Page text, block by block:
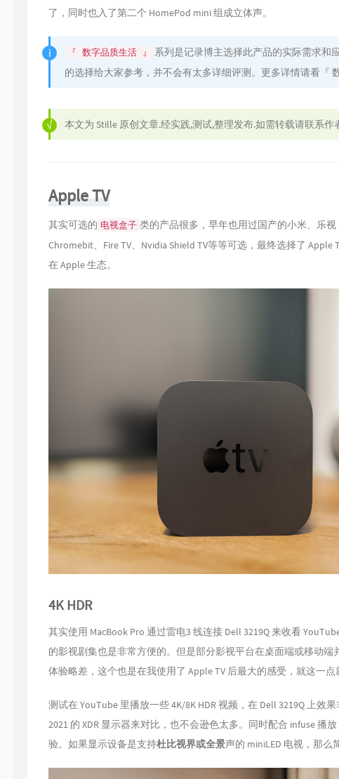
了，同时也入了第二个 HomePod mini 组成立体声。
『 数字品质生活 』
系列是记录博主选择此产品的实际需求和
的选择给大家参考，并不会有太多详细评测。更多详情请看 『
本文为 Stille 原创文章.经实践,测试,整理发布.如需转载请联系
Apple TV
其实可选的 电视盒子 类的产品很多，早年也用过国产的小米、乐视
Chromebit、Fire TV、Nvidia Shield TV等等可选，最终选择了
在 Apple 生态。
4K HDR
其实使用 MacBook Pro 通过雷电3 线连接 Dell 3219Q 来收看
的影视剧集也是非常方便的。但是部分影视平台在桌面端或移动端
体验略差，这个也是在我使用了 Apple TV 后最大的感受，就这一点
测试在 YouTube 里播放一些 4K/8K HDR 视频，在 Dell 3219Q 上效
2021 的 XDR 显示器来对比，也不会逊色太多。同时配合 infuse 播放
验。如果显示设备是支持杜比视界或全景声的 miniLED 电视，那么